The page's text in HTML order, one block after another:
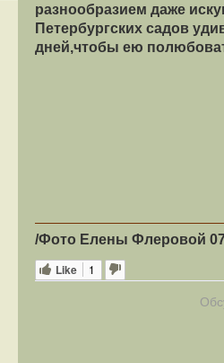
разнообразием даже
Петербургских садов
дней,чтобы ею
/Фото Елены Флеровой
Like
1